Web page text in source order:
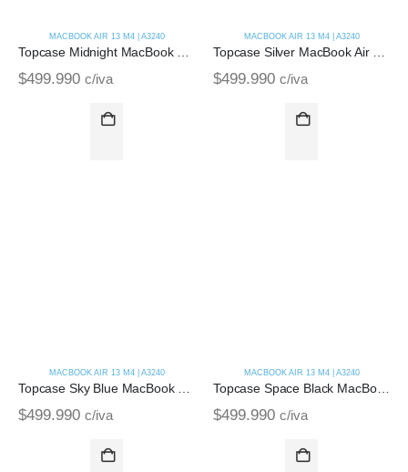
MACBOOK AIR 13 M4 | A3240
$499.990 c/iva
MACBOOK AIR 13 M4 | A3240
$499.990 c/iva
MACBOOK AIR 13 M4 | A3240
$499.990 c/iva
MACBOOK AIR 13 M4 | A3240
Topcase Space Black MacBook Air M4 14 | A3240 (2025)
$499.990 c/iva